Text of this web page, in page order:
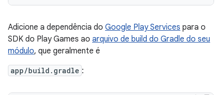
Adicione a dependência do Google Play Services para o
SDK do Play Games ao arquivo de build do Gradle do seu
módulo, que geralmente é
app/build.gradle :